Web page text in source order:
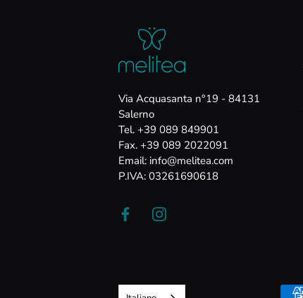
Via Acquasanta n°19 - 84131
Salerno
Tel. +39 089 849901
Fax. +39 089 2022091
Email: info@melitea.com
P.IVA: 03261690618